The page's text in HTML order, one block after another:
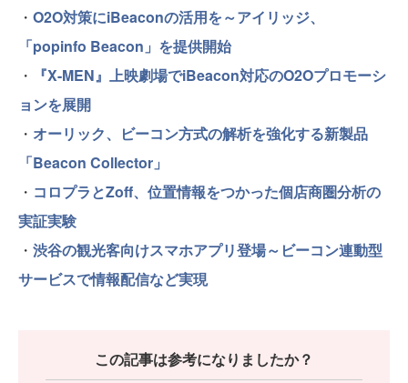
・ O2O対策にiBeaconの活用を～アイリッジ、
「popinfo Beacon」を提供開始
・
『X-MEN』上映劇場でiBeacon対応のO2Oプロモーシ
ョンを展開
・ オーリック、ビーコン方式の解析を強化する新製品
「Beacon Collector」
・ コロプラとZoff、位置情報をつかった個店商圏分析の
実証実験
・ 渋谷の観光客向けスマホアプリ登場～ビーコン連動型
サービスで情報配信など実現
この記事は参考になりましたか？